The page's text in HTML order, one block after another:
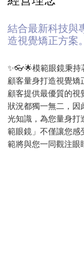
結合最新科技與
造視覺矯正方案。
✨👓🌟模範眼鏡秉持
顧客量身打造視覺矯
顧客提供最優質的
狀況都獨一無二，因
光知識，為您量身打
範眼鏡」不僅讓您感
範將與您一同觀注眼